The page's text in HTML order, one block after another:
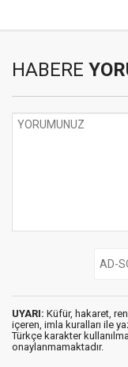
HABERE
UYARI: Küfür, hakaret,
içeren, imla kuralları ile
Türkçe karakter
onaylanmamaktadır.